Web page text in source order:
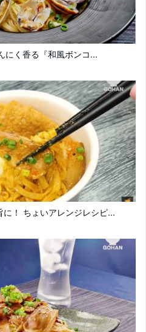
にく香る『和風ボンコ...
！ ちょいアレンジレシピ...